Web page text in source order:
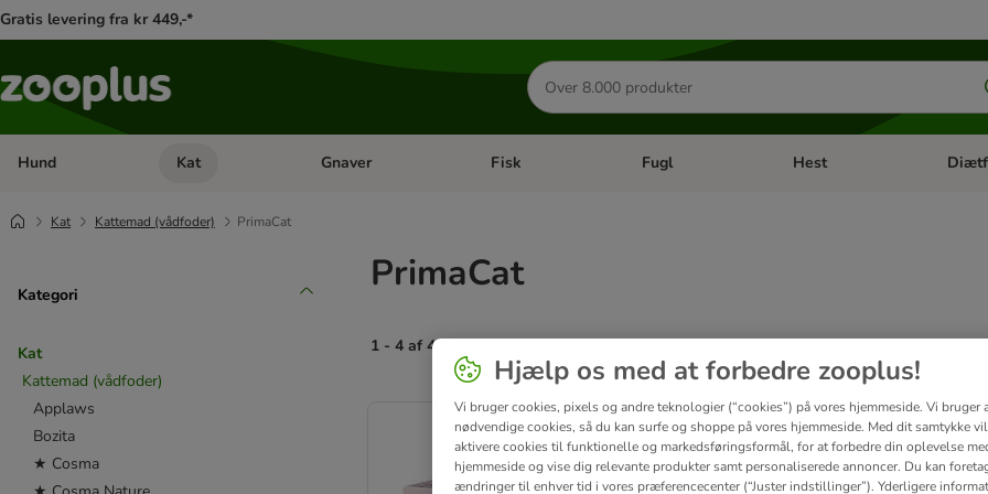
Gratis levering fra kr 449,-*
Søg
efter
produkter
Hund Åben kategori menu: Hund
Kat Åben kategori menu: Kat
Gnaver Åben kategori menu: Gnaver
Fisk Åben kategori menu: Fisk
Fugl Åben kategori menu: Fugl
Hest Åben
Kat Kattemad (vådfoder) PrimaCat
Kategori
Kat
Kattemad (vådfoder)
Applaws
Bozita
★ Cosma
PrimaCat
1 - 4 af 4 resultater
product items have been changed
Hjælp os med at forbedre zooplus!
Vi bruger cookies, pixels og andre teknologier (“cookies”) på vores hjemmeside. Vi bruger
nødvendige cookies, så du kan surfe og shoppe på vores hjemmeside. Med dit samtykke
aktivere cookies til funktionelle og markedsføringsformål, for at forbedre din oplevelse
hjemmeside og vise dig relevante produkter samt personaliserede annoncer. Du kan
ændringer til enhver tid i vores præferencecenter (“Juster indstillinger”). Yderligere